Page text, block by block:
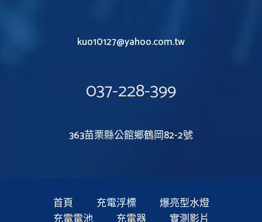
kuo10127@yahoo.com.tw
037-228-399
363苗栗縣公館鄉鶴岡82-2號
首頁 充電浮標
爆亮型水燈